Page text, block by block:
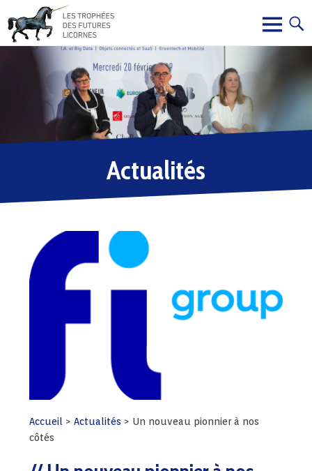
Actualités
Accueil >Actualités > Un nouveau pionnier à nos
côtés